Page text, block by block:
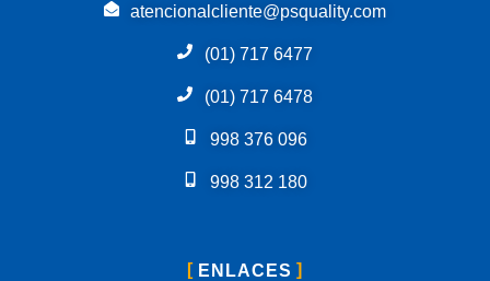
atencionalcliente@psquality.com
(01) 717 6477
(01) 717 6478
998 376 096
998 312 180
ENLACES